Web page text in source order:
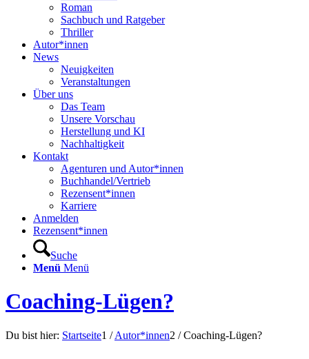
Roman
Sachbuch und Ratgeber
Thriller
Autor*innen
News
Neuigkeiten
Veranstaltungen
Über uns
Das Team
Unsere Vorschau
Herstellung und KI
Nachhaltigkeit
Kontakt
Agenturen und Autor*innen
Buchhandel/Vertrieb
Rezensent*innen
Karriere
Anmelden
Rezensent*innen
Suche
Menü Menü
Coaching-Lügen?
Du bist hier: Startseite1 / Autor*innen2 / Coaching-Lügen?